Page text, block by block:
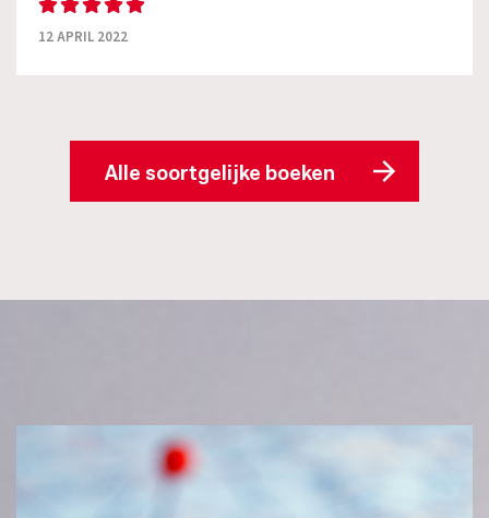
12 APRIL 2022
Alle soortgelijke boeken